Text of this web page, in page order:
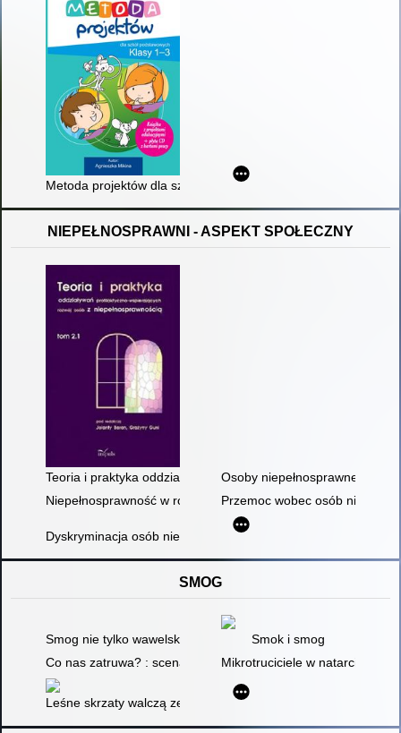
Metoda projektów dla szkół podstawowych : klasy 1-3
NIEPEŁNOSPRAWNI - ASPEKT SPOŁECZNY
Teoria i praktyka oddziaływań profilaktyczno-wspierających
Osoby niepełnosprawne w
Niepełnosprawność w rodzinie jako wartość dodana :
Przemoc wobec osób
Dyskryminacja osób niepełnosprawnych
SMOG
Smog nie tylko wawelski : scenariusz zajęćSmok i smog
Co nas zatruwa? : scenariusz zajęć dla dzieci w wieku 4-6 lat
Mikrotruciciele w natarciu -
Leśne skrzaty walczą ze smogiem